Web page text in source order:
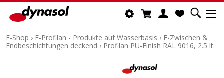
E-Shop › E-Profilan - Produkte auf Wasserbasis › E-Zwischen &
Endbeschichtungen deckend › Profilan PU-Finish RAL 9016, 2.5 lt.